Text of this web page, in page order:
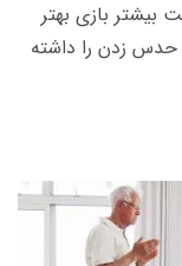
بیشتر بازی بهتر
حدس زدن را داشته